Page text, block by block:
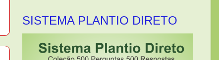
SISTEMA PLANTIO DIRETO